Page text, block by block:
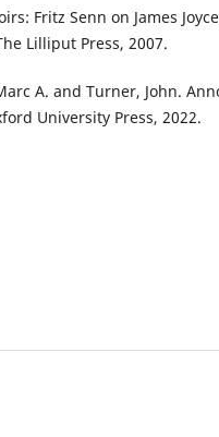
Fritz Senn on James
Lilliput Press, 2007.
A. and Turner, John.
University Press, 2022.